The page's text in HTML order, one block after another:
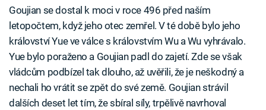
Goujian se dostal k moci v roce 496 před naším
letopočtem, když jeho otec zemřel. V té době bylo jeho
království Yue ve válce s královstvím Wu a Wu vyhrávalo.
Yue bylo poraženo a Goujian padl do zajetí. Zde se však
vládcům podbízel tak dlouho, až uvěřili, že je neškodný a
nechali ho vrátit se zpět do své země. Goujian strávil
dalších deset let tím, že sbíral síly, trpělivě navrhoval